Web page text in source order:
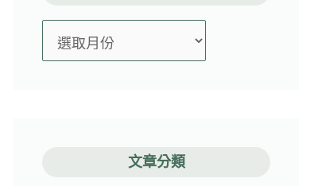
章
文章分類